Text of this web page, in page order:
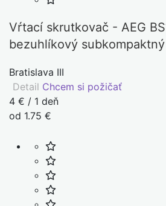
Vŕtací skrutkovač - AEG
bezuhlíkový subkompaktný
Bratislava III
Detail Chcem si požičať
4 € / 1 deň
od 1.75 €